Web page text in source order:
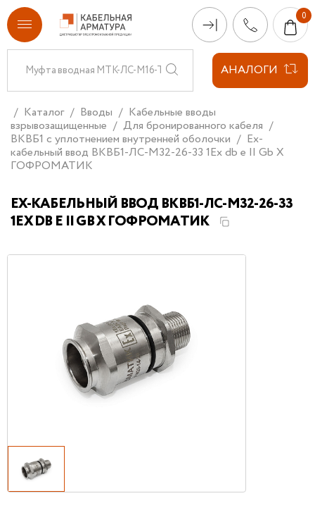
АНАЛОГИ
Каталог Вводы
Кабельные вводы
взрывозащищенные
Для бронированного кабеля
ВКВБ1 с уплотнением внутренней оболочки
Ех-
кабельный ввод ВКВБ1-ЛС-M32-26-33 1Ex db e II Gb X
ГОФРОМАТИК
ЕХ-КАБЕЛЬНЫЙ ВВОД ВКВБ1-ЛС-M32-26-33
1EX DB E II GB X ГОФРОМАТИК